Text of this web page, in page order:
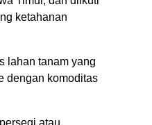
ketahanan
lahan tanam yang
dengan komoditas
atau